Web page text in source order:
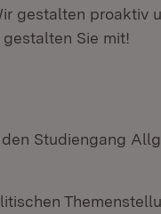
gestalten proaktiv
gestalten Sie mit!
Studiengang